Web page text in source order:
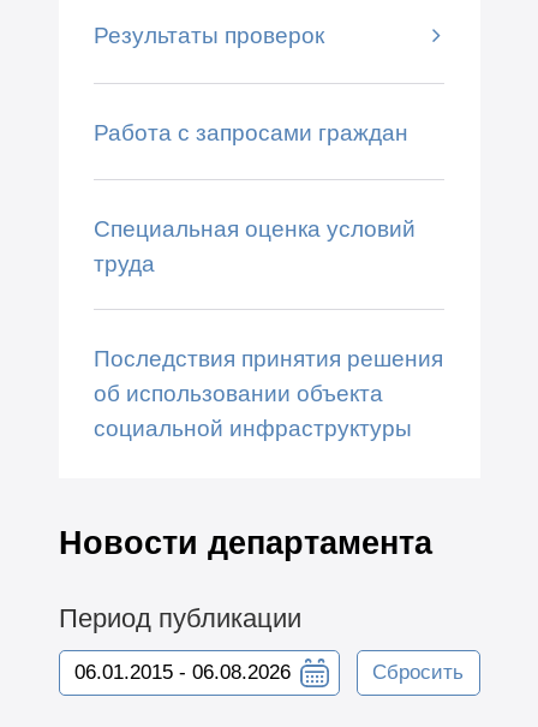
Результаты проверок
Работа с запросами граждан
Специальная оценка условий
труда
Последствия принятия решения
об использовании объекта
социальной инфраструктуры
Новости департамента
Период публикации
Сбросить